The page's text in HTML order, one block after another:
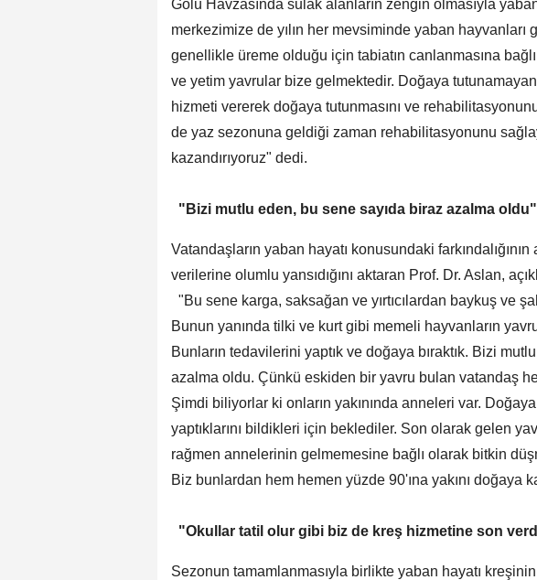
Gölü Havzasında sulak alanların zengin olmasıyla
merkezimize de yılın her mevsiminde yaban hayvanları
genellikle üreme olduğu için tabiatın canlanmasına
ve yetim yavrular bize gelmektedir. Doğaya
hizmeti vererek doğaya tutunmasını ve
de yaz sezonuna geldiği zaman rehabilitasyonunu
kazandırıyoruz" dedi.
"Bizi mutlu eden, bu sene sayıda biraz azalma oldu"
Vatandaşların yaban hayatı konusundaki farkındalığının
verilerine olumlu yansıdığını aktaran Prof. Dr. Aslan,
"Bu sene karga, saksağan ve yırtıcılardan baykuş ve
Bunun yanında tilki ve kurt gibi memeli hayvanların
Bunların tedavilerini yaptık ve doğaya bıraktık. Bizi
azalma oldu. Çünkü eskiden bir yavru bulan vatandaş
Şimdi biliyorlar ki onların yakınında anneleri var.
yaptıklarını bildikleri için beklediler. Son olarak gelen
rağmen annelerinin gelmemesine bağlı olarak bitkin
Biz bunlardan hem hemen yüzde 90'ına yakını doğaya
"Okullar tatil olur gibi biz de kreş hizmetine son
Sezonun tamamlanmasıyla birlikte yaban hayatı kreşinin